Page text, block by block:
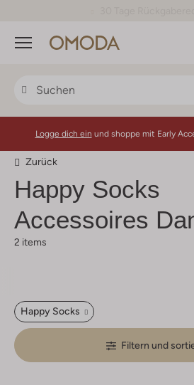
Menü
Logge dich ein und shoppe mit Early
Zurück
Happy Socks
Accessoires
2 items
Happy Socks
Filtern und